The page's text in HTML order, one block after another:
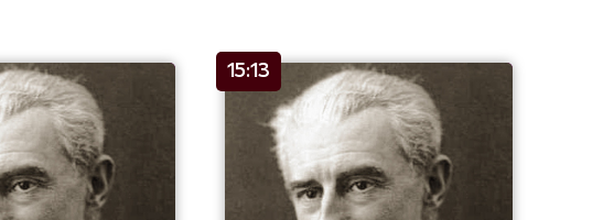
15:13